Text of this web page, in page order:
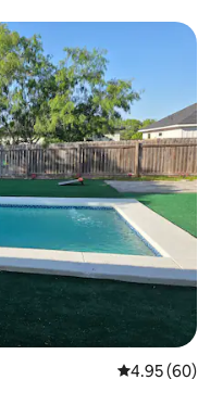
平均评分 4.95
4.95 (60)